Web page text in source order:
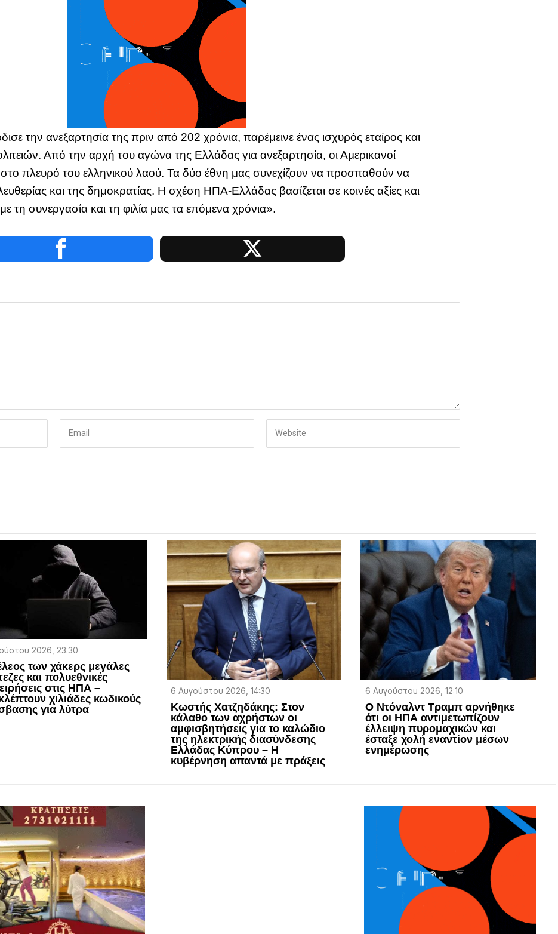
την ανεξαρτησία της πριν από 202 χρόνια, παρέμεινε ένας ισχυρός εταίρος και
Από την αρχή του αγώνα της Ελλάδας για ανεξαρτησία, οι Αμερικανοί
πλευρό του ελληνικού λαού. Τα δύο έθνη μας συνεχίζουν να προσπαθούν να
και της δημοκρατίας. Η σχέση ΗΠΑ-Ελλάδας βασίζεται σε κοινές αξίες και
τη συνεργασία και τη φιλία μας τα επόμενα χρόνια».
2026, 23:30
των χάκερς μεγάλες
και πολυεθνικές
στις ΗΠΑ –
χιλιάδες κωδικούς
για λύτρα
6 Αυγούστου 2026, 14:30
Κωστής Χατζηδάκης: Στον
κάλαθο των αχρήστων οι
αμφισβητήσεις για το καλώδιο
της ηλεκτρικής διασύνδεσης
Ελλάδας Κύπρου – Η
κυβέρνηση απαντά με πράξεις
6 Αυγούστου 2026, 12:10
Ο Ντόναλντ Τραμπ αρνήθηκε
ότι οι ΗΠΑ αντιμετωπίζουν
έλλειψη πυρομαχικών και
έσταξε χολή εναντίον μέσων
ενημέρωσης